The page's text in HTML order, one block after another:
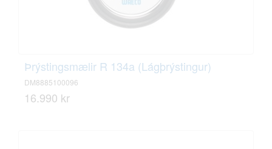
Þrýstingsmælir R 134a (Lágþrýstingur)
DM8885100096
16.990 kr